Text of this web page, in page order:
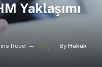
Yaklaşımı
Read By Hukuk